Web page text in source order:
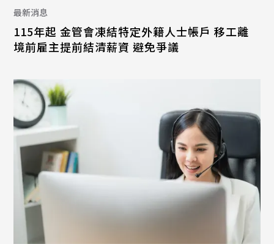
最新消息
115年起 金管會凍結特定外籍人士帳戶 移工離
境前雇主提前結清薪資 避免爭議